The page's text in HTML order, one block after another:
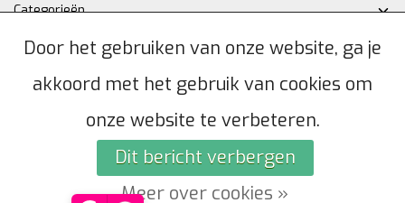
Categorieën
© Copyright 2026 - Hakan DHZ | Realisatie InStijl Media
Door het gebruiken van onze website, ga je
akkoord met het gebruik van cookies om
onze website te verbeteren.
Dit bericht verbergen
Meer over cookies »